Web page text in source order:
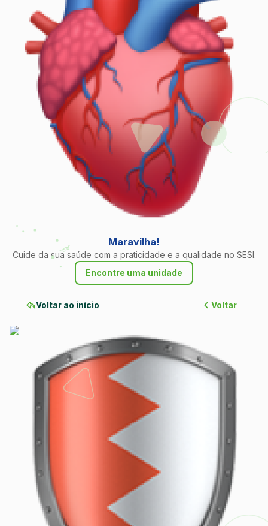
Maravilha!
Cuide da sua saúde com a praticidade e a qualidade no SESI.
Encontre uma unidade
Voltar ao início Voltar